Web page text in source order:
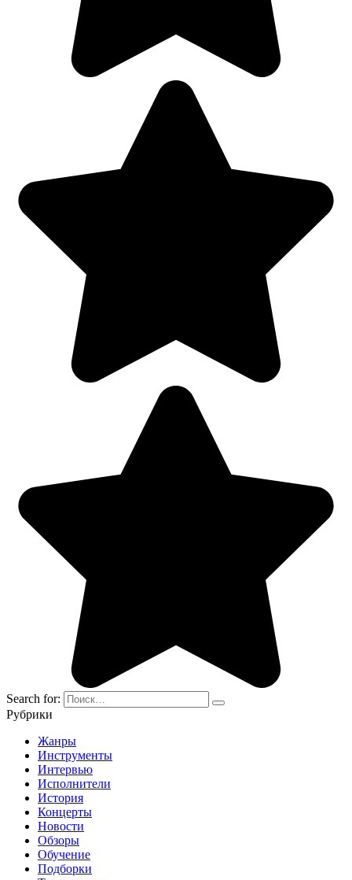
Search for:
Рубрики
Жанры
Инструменты
Интервью
Исполнители
История
Концерты
Новости
Обзоры
Обучение
Подборки